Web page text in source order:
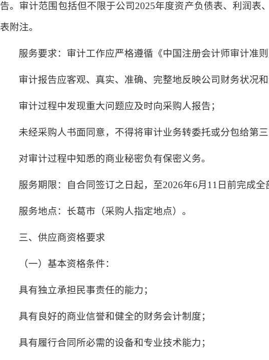
告。审计范围包括但不限于公司2025年度资产负债表、利润表
表附注。
服务要求：审计工作应严格遵循《中国注册会计师审计准
审计报告应客观、真实、准确、完整地反映公司财务状况和
审计过程中发现重大问题应及时向采购人报告；
未经采购人书面同意，不得将审计业务转委托或分包给第三
对审计过程中知悉的商业秘密负有保密义务。
服务期限：自合同签订之日起，至2026年6月11日前完成全
服务地点：长葛市（采购人指定地点）。
三、供应商资格要求
（一）基本资格条件：
具有独立承担民事责任的能力；
具有良好的商业信誉和健全的财务会计制度；
具有履行合同所必需的设备和专业技术能力；